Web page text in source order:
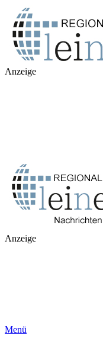
Anzeige
Anzeige
Menü